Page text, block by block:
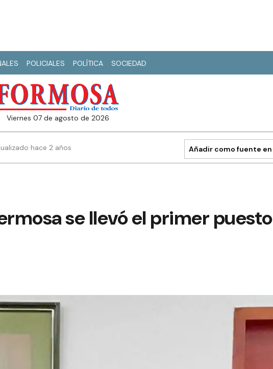
POLICIALES POLÍTICA SOCIEDAD
viernes 07 de agosto de 2026
hace 2 años Añadir como fuente en
se llevó el primer puesto